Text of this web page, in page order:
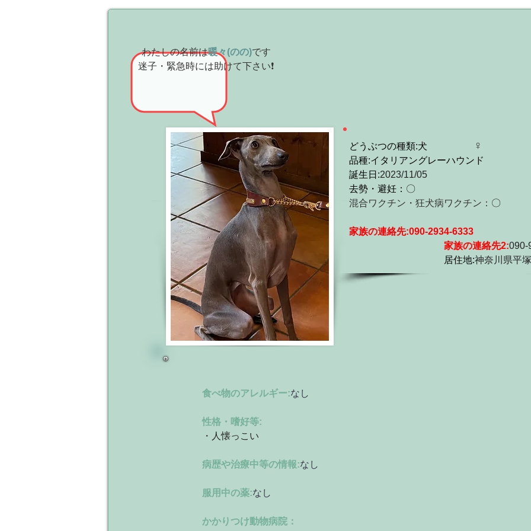
わたしの名前は暖々(のの)です
迷子・緊急時には助けて下さい❗️
どうぶつの種類:犬
品種:イタリアングレーハウンド
誕生日:2023/11/05
去勢・避妊：〇
混合ワクチン・狂犬病ワクチン：
家族の連絡先:090-2934-6333
家族の連絡先2:090-
居住地:神奈川県平
♀
食べ物のアレルギー:なし
性格・嗜好等:
・ 人懐っこい
病歴や治療中等の情報:なし
服用中の薬:なし
かかりつけ動物病院：